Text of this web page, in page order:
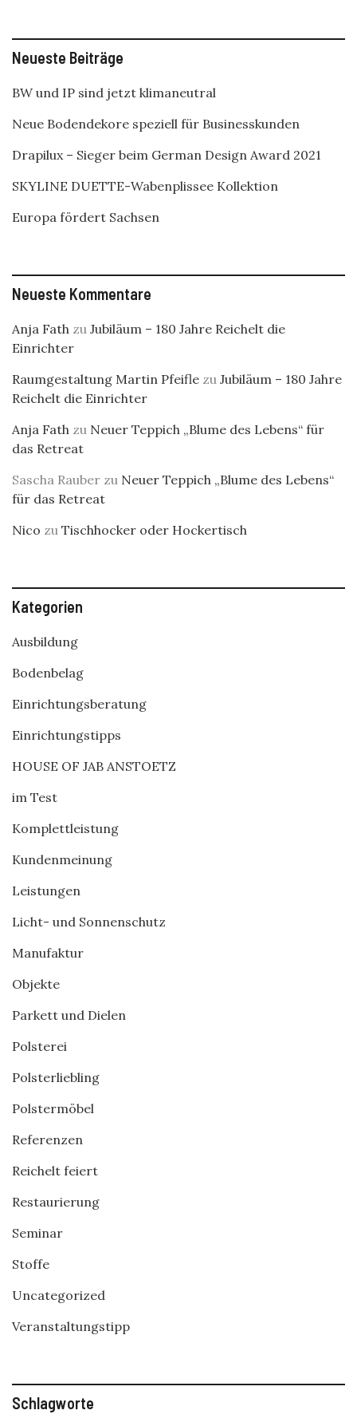
Neueste Beiträge
BW und IP sind jetzt klimaneutral
Neue Bodendekore speziell für Businesskunden
Drapilux – Sieger beim German Design Award 2021
SKYLINE DUETTE-Wabenplissee Kollektion
Europa fördert Sachsen
Neueste Kommentare
Anja Fath zu Jubiläum – 180 Jahre Reichelt die
Einrichter
Raumgestaltung Martin Pfeifle zu Jubiläum – 180 Jahre
Reichelt die Einrichter
Anja Fath zu Neuer Teppich „Blume des Lebens“ für
das Retreat
Sascha Rauber zu Neuer Teppich „Blume des Lebens“
für das Retreat
Nico zu Tischhocker oder Hockertisch
Kategorien
Ausbildung
Bodenbelag
Einrichtungsberatung
Einrichtungstipps
HOUSE OF JAB ANSTOETZ
im Test
Komplettleistung
Kundenmeinung
Leistungen
Licht- und Sonnenschutz
Manufaktur
Objekte
Parkett und Dielen
Polsterei
Polsterliebling
Polstermöbel
Referenzen
Reichelt feiert
Restaurierung
Seminar
Stoffe
Uncategorized
Veranstaltungstipp
Schlagworte